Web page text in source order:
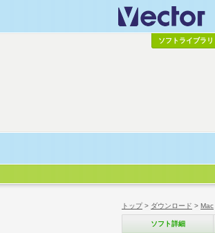
トップ> ダウンロード > Mac
ソフト詳細
ソフトライブラリ